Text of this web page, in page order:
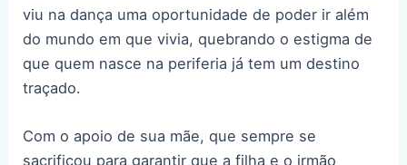
viu na dança uma oportunidade de poder ir além
do mundo em que vivia, quebrando o estigma de
que quem nasce na periferia já tem um destino
traçado.
Com o apoio de sua mãe, que sempre se
sacrificou para garantir que a filha e o irmão